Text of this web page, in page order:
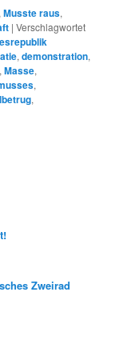
,Musste raus,
|Verschlagwortet
,demonstration,
,Masse,
,
,
Zweirad